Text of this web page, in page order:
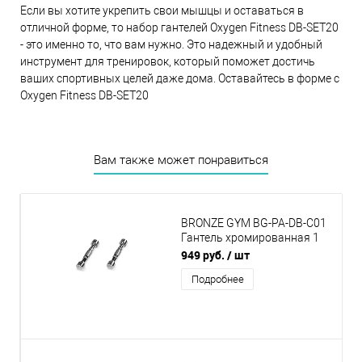
Если вы хотите укрепить свои мышцы и оставаться в
отличной форме, то набор гантелей Oxygen Fitness DB-SET20
- это именно то, что вам нужно. Это надежный и удобный
инструмент для тренировок, который поможет достичь
ваших спортивных целей даже дома. Оставайтесь в форме с
Oxygen Fitness DB-SET20
Вам также может понравиться
BRONZE GYM BG-PA-DB-C01
Гантель хромированная 1
кг
949 руб. / шт
Подробнее